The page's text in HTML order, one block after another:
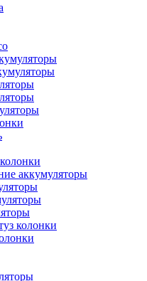
аккумуляторы
колонки